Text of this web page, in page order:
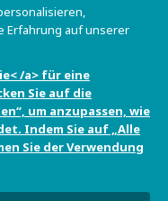
29/A 33080
Erfahrung auf unserer
/a> für eine
Sie auf die
um anzupassen, wie
Indem Sie auf „Alle
Sie der Verwendung